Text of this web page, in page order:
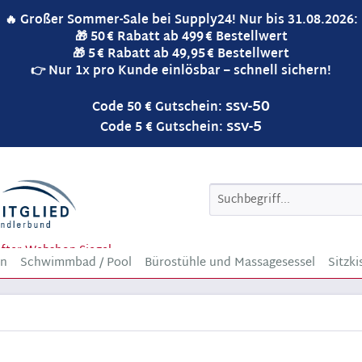
🔥 Großer Sommer-Sale bei Supply24! Nur bis 31.08.2026:
🎁 50 € Rabatt ab 499 € Bestellwert
🎁 5 € Rabatt ab 49,95 € Bestellwert
👉 Nur 1x pro Kunde einlösbar – schnell sichern!
Code 50 € Gutschein: ssv-50
Code 5 € Gutschein: ssv-5
Schwimmbad / Pool Bürostühle und Massagesessel